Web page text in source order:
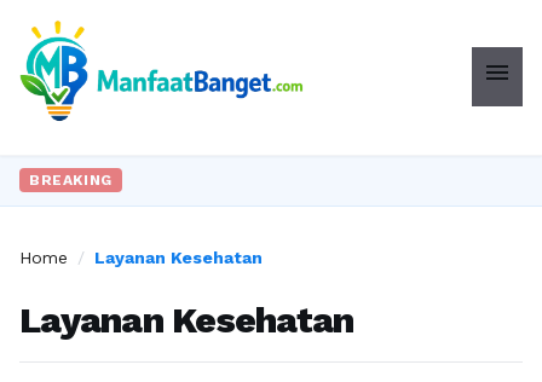
menu
BREAKING
Home / Layanan Kesehatan
Layanan Kesehatan